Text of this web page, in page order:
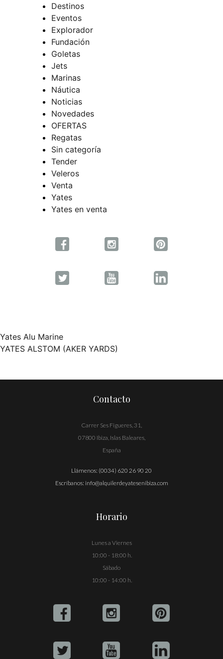
Destinos
Eventos
Explorador
Fundación
Goletas
Jets
Marinas
Náutica
Noticias
Novedades
OFERTAS
Regatas
Sin categoría
Tender
Veleros
Venta
Yates
Yates en venta
Navegación
Yates Alu Marine
YATES ALSTOM (AKER YARDS)
Contacto
Carrer Ses Figueres, 31,
07800 Ibiza, Islas Baleares,
España
Llámenos: (0034) 620 26 90 20
Escríbanos: info@alquilerdeyatesenibiza.com
Horario
Lunes a Viernes
10:00 - 18:00 h.
Sábado
10:00 - 14:00 h.